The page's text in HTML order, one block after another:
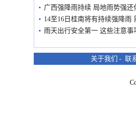
广西强降雨持续 局地雨势强还
14至16日桂南将有持续强降雨
雨天出行安全第一 这些注意事
关于我们 - 联